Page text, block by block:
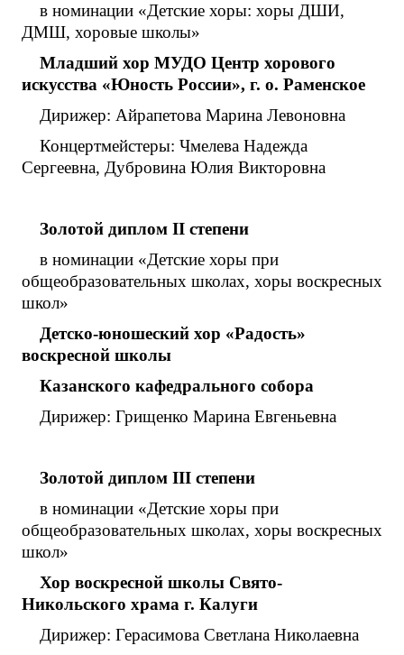
в номинации «Детские хоры: хоры ДШИ,
ДМШ, хоровые школы»
Младший хор МУДО Центр хорового
искусства «Юность России», г. о. Раменское
Дирижер: Айрапетова Марина Левоновна
Концертмейстеры: Чмелева Надежда
Сергеевна, Дубровина Юлия Викторовна
Золотой диплом II степени
в номинации «Детские хоры при
общеобразовательных школах, хоры воскресных
школ»
Детско-юношеский хор «Радость»
воскресной школы
Казанского кафедрального собора
Дирижер: Грищенко Марина Евгеньевна
Золотой диплом III степени
в номинации «Детские хоры при
общеобразовательных школах, хоры воскресных
школ»
Хор воскресной школы Свято-
Никольского храма г. Калуги
Дирижер: Герасимова Светлана Николаевна